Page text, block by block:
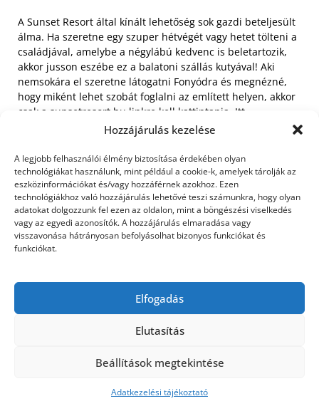
Hozzájárulás kezelése
A legjobb felhasználói élmény biztosítása érdekében olyan
technológiákat használunk, mint például a cookie-k, amelyek tárolják az
eszközinformációkat és/vagy hozzáférnek azokhoz. Ezen
technológiákhoz való hozzájárulás lehetővé teszi számunkra, hogy olyan
adatokat dolgozzunk fel ezen az oldalon, mint a böngészési viselkedés
vagy az egyedi azonosítók. A hozzájárulás elmaradása vagy
visszavonása hátrányosan befolyásolhat bizonyos funkciókat és
funkciókat.
Elfogadás
Elutasítás
Beállítások megtekintése
Adatkezelési tájékoztató
A Sunset Resort által kínált lehetőség sok gazdi beteljesült
álma. Ha szeretne egy szuper hétvégét vagy hetet tölteni a
családjával, amelybe a négylábú kedvenc is beletartozik,
akkor jusson eszébe ez a balatoni szállás kutyával! Aki
nemsokára el szeretne látogatni Fonyódra és megnézné,
hogy miként lehet szobát foglalni az említett helyen, akkor
csak a sunsetresort.hu linkre kell kattintania. Itt
egyszerűen le lehet bonyolítani a foglalást, ugyanakkor, ha
ügyfélszolgálat felhívható.
A balatoni szállás kutyával felejthetetlen élményeket
tartogat, így meleg szívvel ajánljuk mindenkinek, aki egy kis
kikapcsolódásra vágyik.
traktor télen-nyáron
rendelkezik a CBD olaj!
WordPress Theme